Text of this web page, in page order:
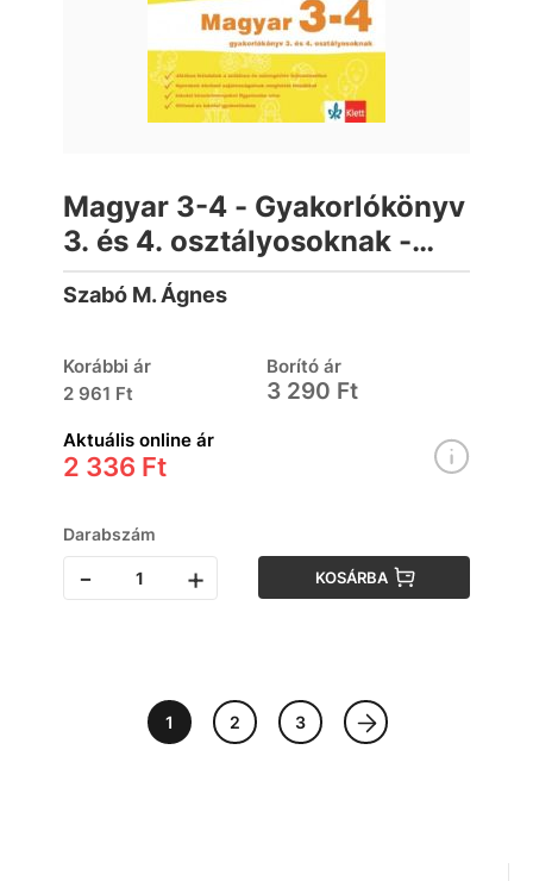
Magyar 3-4 - Gyakorlókönyv
3. és 4. osztályosoknak -
Jegyre megy!
Szabó M. Ágnes
Korábbi ár
2 961 Ft
Borító ár
3 290 Ft
Aktuális online ár
2 336 Ft
Darabszám
- + KOSÁRBA
1 2 3